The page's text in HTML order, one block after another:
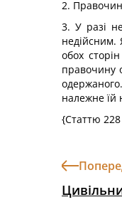
2.
3. У разі
недійсним.
обох
правочину
належне їй
{Статтю